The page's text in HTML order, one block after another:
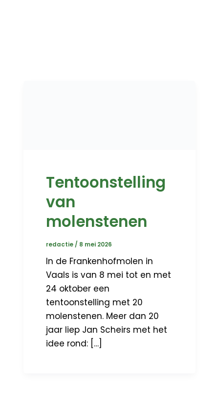
Tentoonstelling
van
molenstenen
redactie / 8 mei 2026
In de Frankenhofmolen in
Vaals is van 8 mei tot en met
24 oktober een
tentoonstelling met 20
molenstenen. Meer dan 20
jaar liep Jan Scheirs met het
idee rond: […]